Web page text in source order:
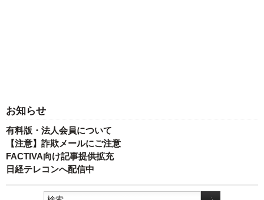
お知らせ
有料版・法人会員について
【注意】詐欺メールにご注意
FACTIVA向け記事提供拡充
日経テレコンへ配信中